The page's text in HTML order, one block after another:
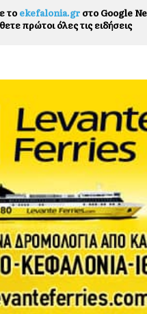
το ekefalonia.grστο Google
πρώτοι όλες τις ειδήσεις